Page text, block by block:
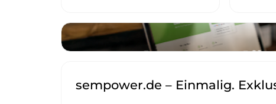
sempower.de – Einmalig.